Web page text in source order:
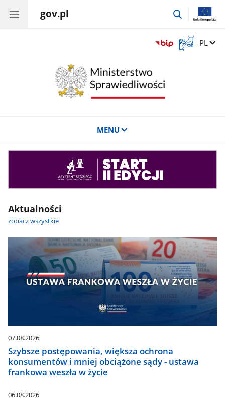
gov.pl
przejdź
Otwórz
okno
Zmień
PL
MENU
Aktualności
zobacz wszystkie
07.08.2026
Szybsze postępowania, większa ochrona
konsumentów i mniej obciążone sądy - ustawa
frankowa weszła w życie
06.08.2026